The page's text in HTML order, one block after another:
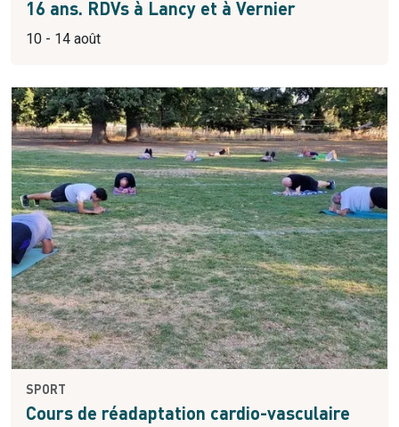
16 ans. RDVs à Lancy et à Vernier
10 - 14 août
SPORT
Cours de réadaptation cardio-vasculaire